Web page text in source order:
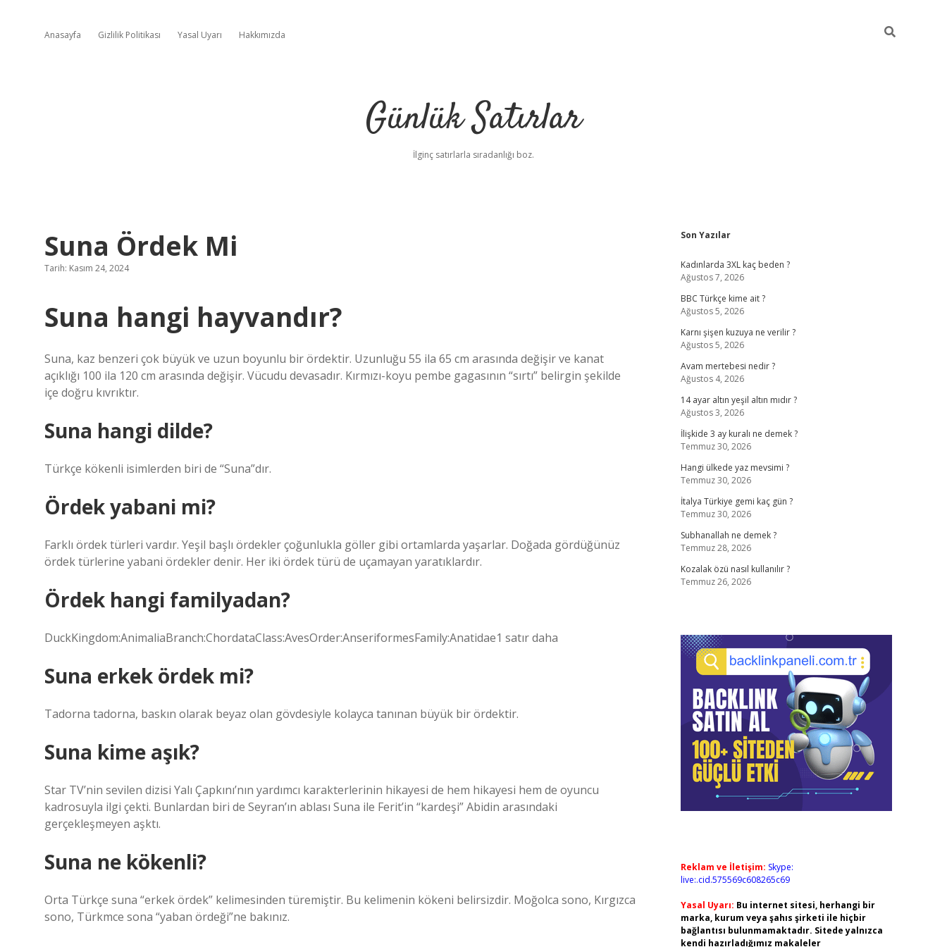
Anasayfa Gizlilik Politikası Yasal Uyarı Hakkımızda
Günlük Satırlar
İlginç satırlarla sıradanlığı boz.
Suna Ördek Mi
Tarih: Kasım 24, 2024
Suna hangi hayvandır?
Suna, kaz benzeri çok büyük ve uzun boyunlu bir ördektir. Uzunluğu 55 ila 65 cm arasında değişir ve kanat
açıklığı 100 ila 120 cm arasında değişir. Vücudu devasadır. Kırmızı-koyu pembe gagasının “sırtı” belirgin şekilde
içe doğru kıvrıktır.
Suna hangi dilde?
Türkçe kökenli isimlerden biri de “Suna”dır.
Ördek yabani mi?
Farklı ördek türleri vardır. Yeşil başlı ördekler çoğunlukla göller gibi ortamlarda yaşarlar. Doğada gördüğünüz
ördek türlerine yabani ördekler denir. Her iki ördek türü de uçamayan yaratıklardır.
Ördek hangi familyadan?
DuckKingdom:AnimaliaBranch:ChordataClass:AvesOrder:AnseriformesFamily:Anatidae1 satır daha
Suna erkek ördek mi?
Tadorna tadorna, baskın olarak beyaz olan gövdesiyle kolayca tanınan büyük bir ördektir.
Suna kime aşık?
Star TV’nin sevilen dizisi Yalı Çapkını’nın yardımcı karakterlerinin hikayesi de hem hikayesi hem de oyuncu
kadrosuyla ilgi çekti. Bunlardan biri de Seyran’ın ablası Suna ile Ferit’in “kardeşi” Abidin arasındaki
gerçekleşmeyen aşktı.
Suna ne kökenli?
Orta Türkçe suna “erkek ördek” kelimesinden türemiştir. Bu kelimenin kökeni belirsizdir. Moğolca sono, Kırgızca
sono, Türkmce sona “yaban ördeği”ne bakınız.
Sidebar
Son Yazılar
Kadınlarda 3XL kaç beden ?
Ağustos 7, 2026
BBC Türkçe kime ait ?
Ağustos 5, 2026
Karnı şişen kuzuya ne verilir ?
Ağustos 5, 2026
Avam mertebesi nedir ?
Ağustos 4, 2026
14 ayar altın yeşil altın mıdır ?
Ağustos 3, 2026
İlişkide 3 ay kuralı ne demek ?
Temmuz 30, 2026
Hangi ülkede yaz mevsimi ?
Temmuz 30, 2026
İtalya Türkiye gemi kaç gün ?
Temmuz 30, 2026
Subhanallah ne demek ?
Temmuz 28, 2026
Kozalak özü nasıl kullanılır ?
Temmuz 26, 2026
Reklam ve İletişim: Skype:
live:.cid.575569c608265c69
Yasal Uyarı: Bu internet sitesi, herhangi bir
marka, kurum veya şahıs şirketi ile hiçbir
bağlantısı bulunmamaktadır. Sitede yalnızca
kendi hazırladığımız makaleler